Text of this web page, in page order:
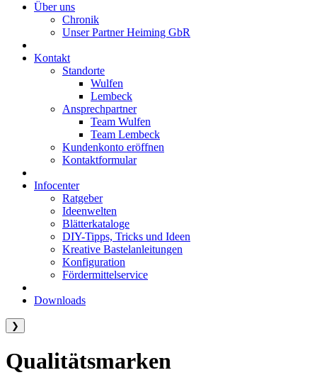
Über uns
Chronik
Unser Partner Heiming GbR
Kontakt
Standorte
Wulfen
Lembeck
Ansprechpartner
Team Wulfen
Team Lembeck
Kundenkonto eröffnen
Kontaktformular
Infocenter
Ratgeber
Ideenwelten
Blätterkataloge
DIY-Tipps, Tricks und Ideen
Kreative Bastelanleitungen
Konfiguration
Fördermittelservice
Downloads
❯
Qualitätsmarken